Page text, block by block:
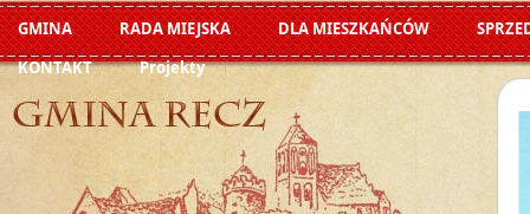
GMINA RADA MIEJSKA DLA MIESZKAŃCÓW
KONTAKT
Projekty